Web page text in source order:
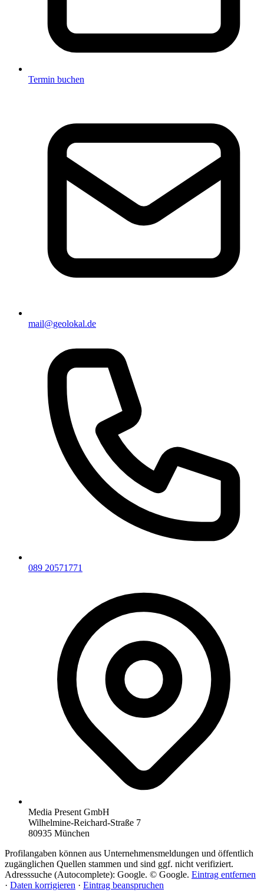
Termin buchen
mail@geolokal.de
089 20571771
Media Present GmbH
Wilhelmine-Reichard-Straße 7
80935 München
Profilangaben können aus Unternehmensmeldungen und öffentlich
zugänglichen Quellen stammen und sind ggf. nicht verifiziert.
Adresssuche (Autocomplete): Google. © Google. Eintrag entfernen
· Daten korrigieren · Eintrag beanspruchen